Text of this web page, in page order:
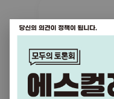
제안이